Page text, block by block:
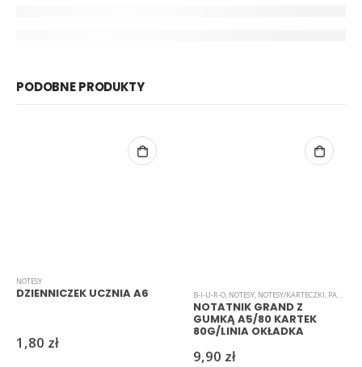
PODOBNE PRODUKTY
NOTESY
DZIENNICZEK UCZNIA A6
1,80 zł
B-I-U-R-O, NOTESY, NOTESY/KARTECZKI, PAPIER
NOTATNIK GRAND Z
GUMKĄ A5/80 KARTEK
80G/LINIA OKŁADKA
9,90 zł